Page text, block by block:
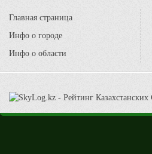
Главная страница
Инфо о городе
Инфо о области